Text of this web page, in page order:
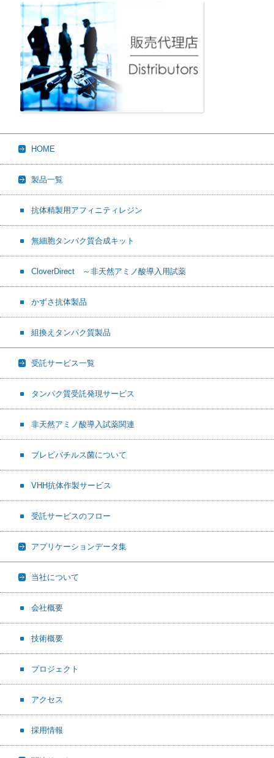
HOME
製品一覧
抗体精製用アフィニティレジン
無細胞タンパク質合成キット
CloverDirect ～非天然アミノ酸導入用試薬
かずさ抗体製品
組換えタンパク質製品
受託サービス一覧
タンパク質受託発現サービス
非天然アミノ酸導入試薬関連
ブレビバチルス菌について
VHH抗体作製サービス
受託サービスのフロー
アプリケーションデータ集
当社について
会社概要
技術概要
プロジェクト
アクセス
採用情報